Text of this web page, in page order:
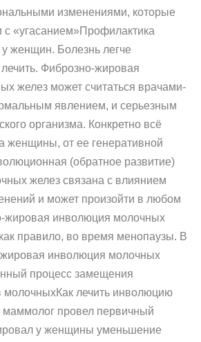
изменениями, которые
с «угасанием»Профилактика
женщин. Болезнь легче
Фиброзно-жировая
желез может считаться врачами-
явлением, и серьезным
организма. Конкретно всё
женщины, от ее генеративной
(обратное развитие)
желез связана с влиянием
и может произойти в любом
жировая инволюция молочных
правило, во время менопаузы. В
жировая инволюция молочных
процесс замещения
молочныхКак лечить инволюцию
маммолог провел первичный
у женщины уменьшение